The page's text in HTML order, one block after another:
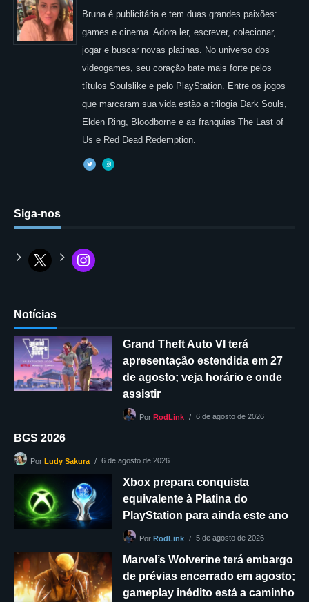
Bruna é publicitária e tem duas grandes paixões:
games e cinema. Adora ler, escrever, colecionar,
jogar e buscar novas platinas. No universo dos
videogames, seu coração bate mais forte pelos
títulos Soulslike e pelo PlayStation. Entre os jogos
que marcaram sua vida estão a trilogia Dark Souls,
Elden Ring, Bloodborne e as franquias The Last of
Us e Red Dead Redemption.
Siga-nos
Notícias
Grand Theft Auto VI terá
apresentação estendida em 27
de agosto; veja horário e onde
assistir
Por RodLink 6 de agosto de 2026
BGS 2026
Por Ludy Sakura 6 de agosto de 2026
Xbox prepara conquista
equivalente à Platina do
PlayStation para ainda este ano
Por RodLink 5 de agosto de 2026
Marvel’s Wolverine terá embargo
de prévias encerrado em agosto;
gameplay inédito está a caminho